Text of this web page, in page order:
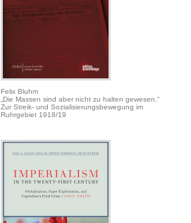
Felix Bluhm
„Die Massen sind aber nicht zu halten gewesen.“
Zur Streik- und Sozialisierungsbewegung im
Ruhrgebiet 1918/19